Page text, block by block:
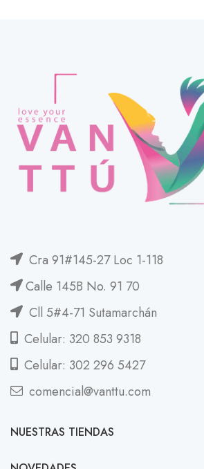
Cra 91#145-27 Loc 1-118
Calle 145B No. 91 70
Cll 5#4-71 Sutamarchán
Celular: 320 853 9318
Celular: 302 296 5427
comencial@vanttu.com
NUESTRAS TIENDAS